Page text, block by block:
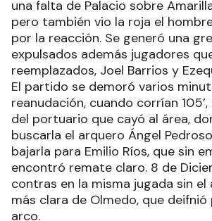
una falta de Palacio sobre
pero también vio la roja el
por la reacción. Se generó una
expulsados además jugadores
reemplazados, Joel Barrios y
El partido se demoró varios
reanudación, cuando corrían
del portuario que cayó al área,
buscarla el arquero Ángel
bajarla para Emilio Ríos, que sin
encontró remate claro. 8 de
contras en la misma jugada sin el
más clara de Olmedo, que
arco.